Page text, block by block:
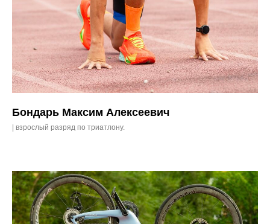
Бондарь Максим Алексеевич
| взрослый разряд по триатлону.